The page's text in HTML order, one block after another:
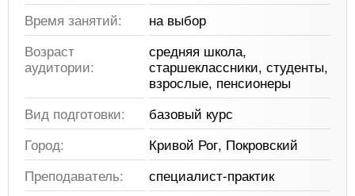
Время занятий:
на выбор
Возраст
аудитории:
средняя школа,
старшеклассники, студенты,
взрослые, пенсионеры
Вид подготовки:
базовый курс
Город:
Кривой Рог, Покровский
Преподаватель:
специалист-практик